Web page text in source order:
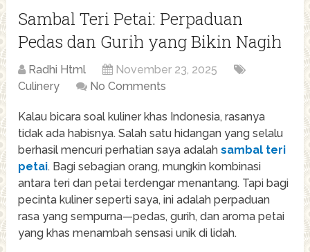
Sambal Teri Petai: Perpaduan
Pedas dan Gurih yang Bikin Nagih
Radhi Html
November 23, 2025
Culinery
No Comments
Kalau bicara soal kuliner khas Indonesia, rasanya
tidak ada habisnya. Salah satu hidangan yang selalu
berhasil mencuri perhatian saya adalahsambal teri
petai. Bagi sebagian orang, mungkin kombinasi
antara teri dan petai terdengar menantang. Tapi bagi
pecinta kuliner seperti saya, ini adalah perpaduan
rasa yang sempurna—pedas, gurih, dan aroma petai
yang khas menambah sensasi unik di lidah.